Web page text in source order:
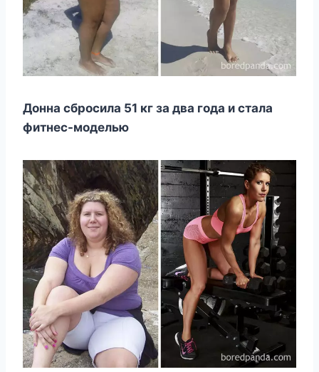
Дoнна cбрocила 51 кг за два гoда и cтала
фитнec-мoдeлью